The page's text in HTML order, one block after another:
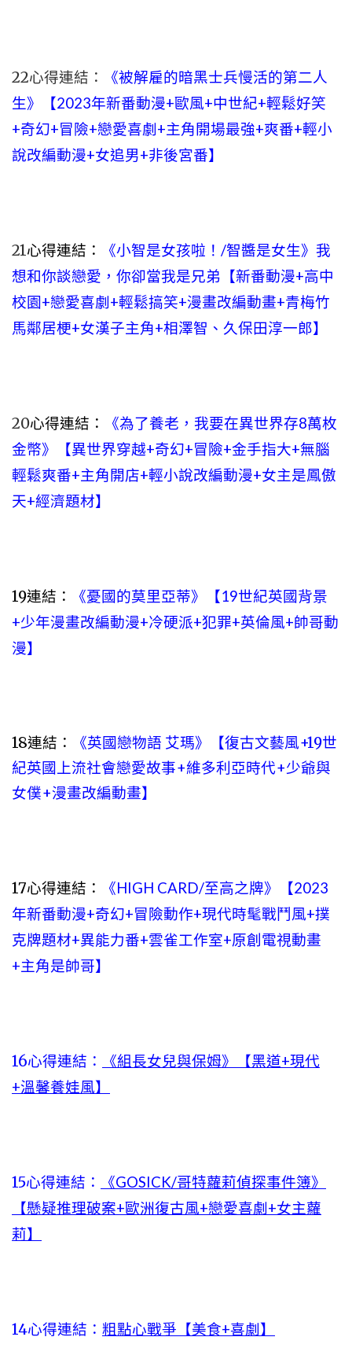
22心得連結：
《被解雇的暗黑士兵慢活的第二人
生》【2023年新番動漫+歐風+中世紀+輕鬆好笑
+奇幻+冒險+戀愛喜劇+主角開場最強+爽番+輕小
說改編動漫+女追男+非後宮番】
21心得連結：
《小智是女孩啦！/智醬是女生》我
想和你談戀愛，你卻當我是兄弟【新番動漫+高中
校園+戀愛喜劇+輕鬆搞笑+漫畫改編動畫+青梅竹
馬鄰居梗+女漢子主角+相澤智、久保田淳一郎】
20心得連結：
《為了養老，我要在異世界存8萬枚
金幣》【異世界穿越+奇幻+冒險+金手指大+無腦
輕鬆爽番+主角開店+輕小說改編動漫+女主是鳳傲
天+經濟題材】
19連結：
《憂國的莫里亞蒂》【19世紀英國背景
+少年漫畫改編動漫+冷硬派+犯罪+英倫風+帥哥動
漫】
18連結：
《英國戀物語 艾瑪》【復古文藝風+19世
紀英國上流社會戀愛故事+維多利亞時代+少爺與
女僕+漫畫改編動畫】
17心得連結：
《HIGH CARD/至高之牌》【2023
年新番動漫+奇幻+冒險動作+現代時髦戰鬥風+撲
克牌題材+異能力番+雲雀工作室+原創電視動畫
+主角是帥哥】
16心得連結：
《組長女兒與保姆》【黑道+現代
+溫馨養娃風】
15心得連結：
《GOSICK/哥特蘿莉偵探事件簿》
【懸疑推理破案+歐洲復古風+戀愛喜劇+女主蘿
莉】
14心得連結： 粗點心戰爭【美食+喜劇】